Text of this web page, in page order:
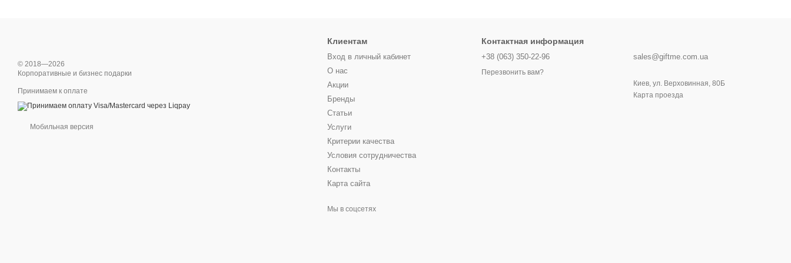
© 2018—2026
Корпоративные и бизнес подарки
Принимаем к оплате
Мобильная версия
Клиентам
Вход в личный кабинет
О нас
Акции
Бренды
Статьи
Услуги
Критерии качества
Условия сотрудничества
Контакты
Карта сайта
Мы в соцсетях
Контактная информация
+38 (063) 350-22-96
Перезвонить вам?
sales@giftme.com.ua
Киев, ул. Верховинная, 80Б
Карта проезда